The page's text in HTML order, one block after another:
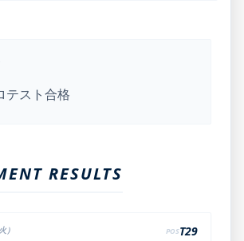
テスト合格
RESULTS
） POST29